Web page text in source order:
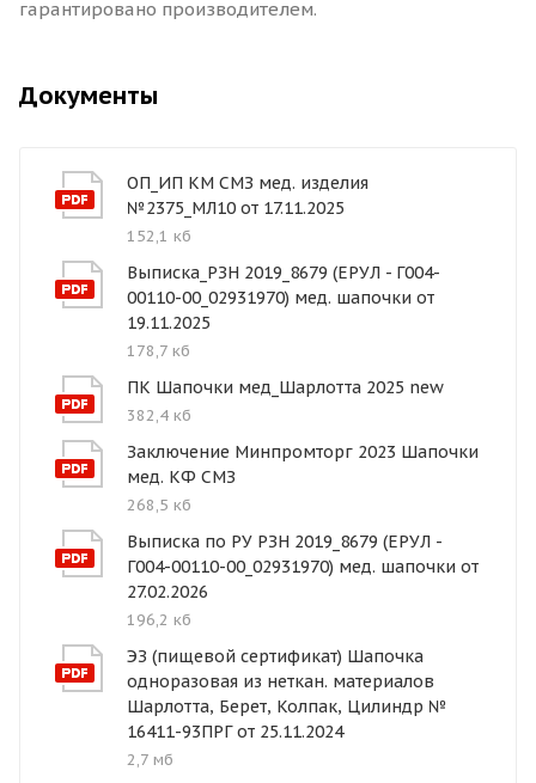
гарантировано производителем.
Документы
ОП_ИП КМ СМЗ мед. изделия
№2375_МЛ10 от 17.11.2025
152,1 кб
Выписка_РЗН 2019_8679 (ЕРУЛ - Г004-
00110-00_02931970) мед. шапочки от
19.11.2025
178,7 кб
ПК Шапочки мед_Шарлотта 2025 new
382,4 кб
Заключение Минпромторг 2023 Шапочки
мед. КФ СМЗ
268,5 кб
Выписка по РУ РЗН 2019_8679 (ЕРУЛ -
Г004-00110-00_02931970) мед. шапочки от
27.02.2026
196,2 кб
ЭЗ (пищевой сертификат) Шапочка
одноразовая из неткан. материалов
Шарлотта, Берет, Колпак, Цилиндр №
16411-93ПРГ от 25.11.2024
2,7 мб